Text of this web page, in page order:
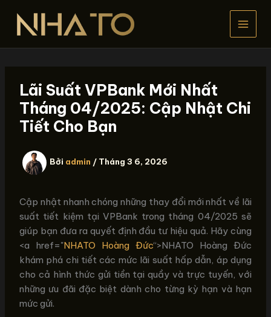
dung
Lãi Suất VPBank Mới Nhất
Tháng 04/2025: Cập Nhật Chi
Tiết Cho Bạn
Bởi admin / Tháng 3 6, 2026
Cập nhật nhanh chóng những thay đổi mới nhất về lãi
suất tiết kiệm tại VPBank trong tháng 04/2025 sẽ
giúp bạn đưa ra quyết định đầu tư hiệu quả. Hãy cùng
<a href="NHATO Hoàng Đức“>NHATO Hoàng Đức
khám phá chi tiết các mức lãi suất hấp dẫn, áp dụng
cho cả hình thức gửi tiền tại quầy và trực tuyến, với
những ưu đãi đặc biệt dành cho từng kỳ hạn và hạn
mức gửi.